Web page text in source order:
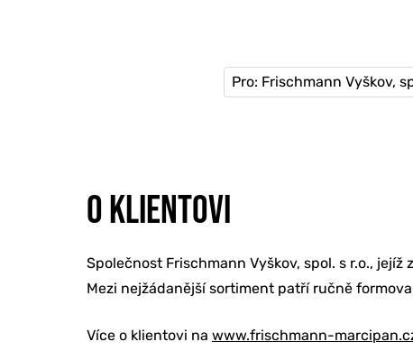
Pro: Frischmann Vyškov,
O KLIENTOVI
Společnost Frischmann Vyškov, spol. s r.o.,
Mezi nejžádanější sortiment patří ručně
Více o klientovi na www.frischmann-